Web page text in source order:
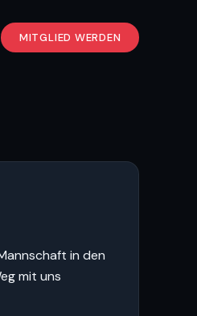
MITGLIED WERDEN
in den
mit uns